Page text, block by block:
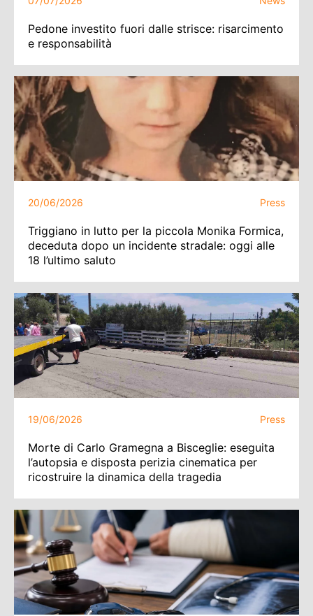
Pedone investito fuori dalle strisce: risarcimento
e responsabilità
20/06/2026 Press
Triggiano in lutto per la piccola Monika Formica,
deceduta dopo un incidente stradale: oggi alle
18 l’ultimo saluto
19/06/2026 Press
Morte di Carlo Gramegna a Bisceglie: eseguita
l’autopsia e disposta perizia cinematica per
ricostruire la dinamica della tragedia